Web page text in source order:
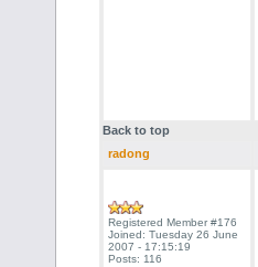
Back to top
radong
Registered Member #176
Joined: Tuesday 26 June
2007 - 17:15:19
Posts: 116